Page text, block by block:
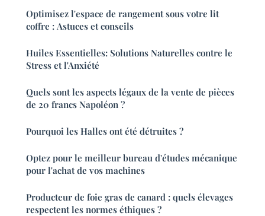
Optimisez l'espace de rangement sous votre lit
coffre : Astuces et conseils
Huiles Essentielles: Solutions Naturelles contre le
Stress et l'Anxiété
Quels sont les aspects légaux de la vente de pièces
de 20 francs Napoléon ?
Pourquoi les Halles ont été détruites ?
Optez pour le meilleur bureau d'études mécanique
pour l'achat de vos machines
Producteur de foie gras de canard : quels élevages
respectent les normes éthiques ?